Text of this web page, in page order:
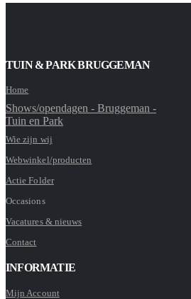
TUIN & PARK BRUGGEMAN
Home
Shows/opendagen - Bruggeman -
Tuin en Park
Wie zijn wij
Webwinkel/producten
Actie Folder
Occasions
Vacatures & nieuws
Contact
INFORMATIE
Mijn Account